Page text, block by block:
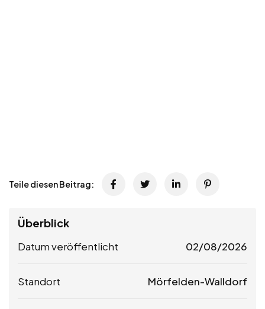
Teile diesen Beitrag:
Überblick
Datum veröffentlicht 02/08/2026
Standort Mörfelden-Walldorf